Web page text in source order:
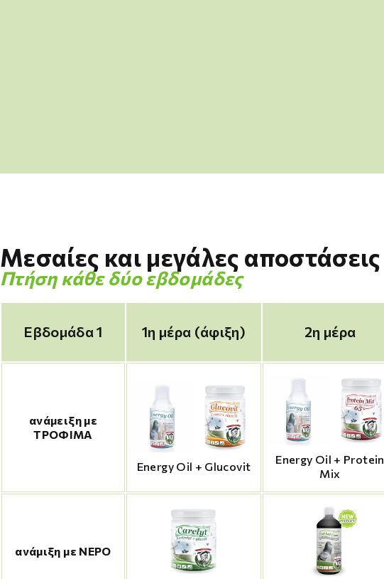
Μεσαίες και μεγάλες αποστάσεις
Πτήση κάθε δύο εβδομάδες
Εβδομάδα 1 1η μέρα (άφιξη) 2η μέρα
ανάμειξη με
ΤΡΟΦΙΜΑ
Energy Oil + Glucovit
Energy Oil + Protein
Mix
ανάμιξη με ΝΕΡΟ